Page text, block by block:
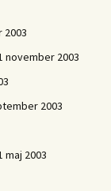
2003
november 2003
2003
maj 2003